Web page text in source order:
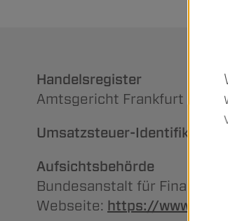
Handelsregister
Amtsgericht Frankfurt am
Umsatzsteuer-
Aufsichtsbehörde
Bundesanstalt für
Webseite: https://